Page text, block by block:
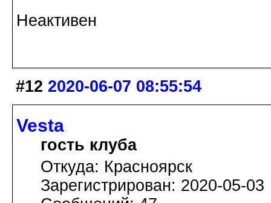
Неактивен
#12 2020-06-07 08:55:54
Vesta
гость клуба
Откуда: Красноярск
Зарегистрирован: 2020-05-03